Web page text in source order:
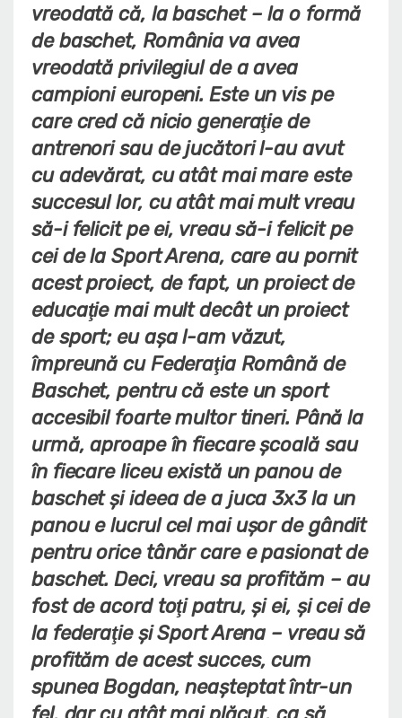
vreodată că, la baschet – la o formă
de baschet, România va avea
vreodată privilegiul de a avea
campioni europeni. Este un vis pe
care cred că nicio generaţie de
antrenori sau de jucători l-au avut
cu adevărat, cu atât mai mare este
succesul lor, cu atât mai mult vreau
să-i felicit pe ei, vreau să-i felicit pe
cei de la Sport Arena, care au pornit
acest proiect, de fapt, un proiect de
educaţie mai mult decât un proiect
de sport; eu aşa l-am văzut,
împreună cu Federaţia Română de
Baschet, pentru că este un sport
accesibil foarte multor tineri. Până la
urmă, aproape în fiecare şcoală sau
în fiecare liceu există un panou de
baschet şi ideea de a juca 3x3 la un
panou e lucrul cel mai uşor de gândit
pentru orice tânăr care e pasionat de
baschet. Deci, vreau sa profităm – au
fost de acord toţi patru, şi ei, şi cei de
la federaţie şi Sport Arena – vreau să
profităm de acest succes, cum
spunea Bogdan, neaşteptat într-un